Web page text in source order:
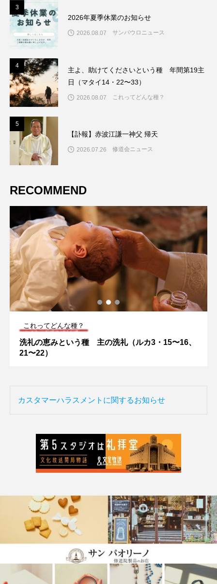
3
2026年夏季休業のお知らせ
2026.08.07 サンパウロニュース
4
主よ、助けてくださいという種 年間第19主
日（マタイ14・22〜33）
2026.08.07 これってどんな種？
5
【訃報】赤波江謙一神父 帰天
2026.07.26 修道会ニュース
RECOMMEND
これってどんな種？
洗礼の恵みという種 主の洗礼（ルカ3・15〜16、
21〜22）
カスタマーハラスメントに関するお知らせ